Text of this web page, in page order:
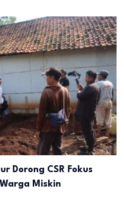
Dorong CSR Fokus
Miskin